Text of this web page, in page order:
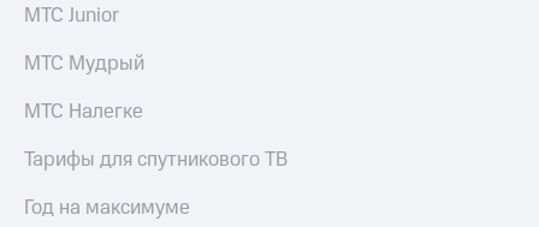
МТС Junior
МТС Мудрый
МТС Налегке
Тарифы для спутникового ТВ
Год на максимуме